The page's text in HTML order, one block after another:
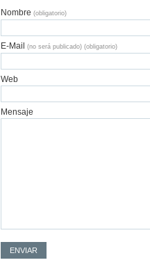
Nombre (obligatorio)
E-Mail (no será publicado) (obligatorio)
Web
Mensaje